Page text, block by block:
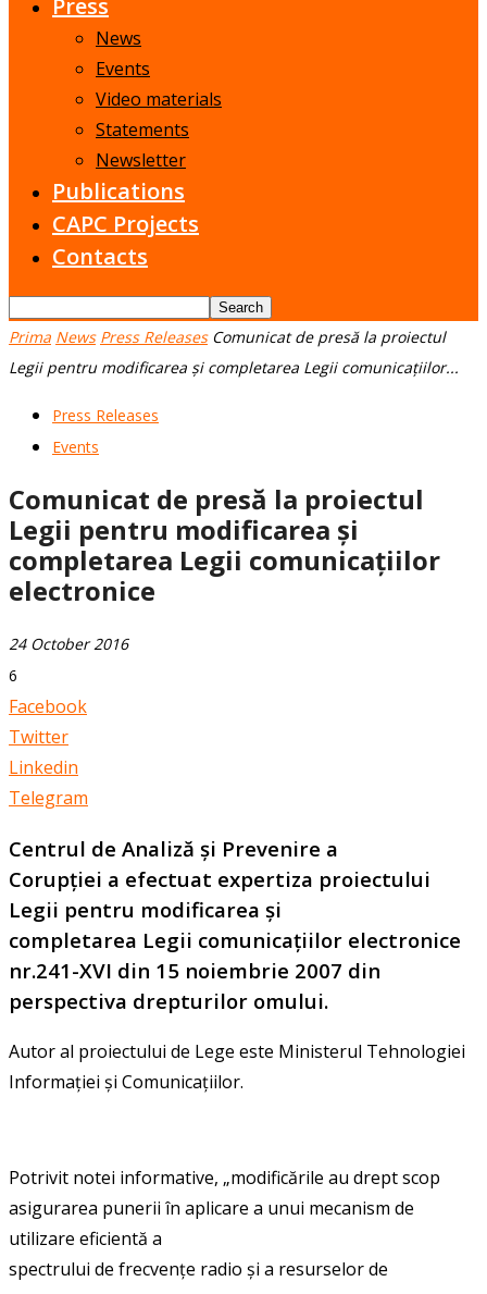
Press
News
Events
Video materials
Statements
Newsletter
Publications
CAPC Projects
Contacts
Prima News Press Releases Comunicat de presă la proiectul
Legii pentru modificarea și completarea Legii comunicațiilor...
Press Releases
Events
Comunicat de presă la proiectul
Legii pentru modificarea și
completarea Legii comunicațiilor
electronice
24 October 2016
6
Facebook
Twitter
Linkedin
Telegram
Centrul de Analiză și Prevenire a
Corupției a efectuat expertiza proiectului
Legii pentru modificarea și
completarea Legii comunicațiilor electronice
nr.241-XVI din 15 noiembrie 2007 din
perspectiva drepturilor omului.
Autor al proiectului de Lege este Ministerul Tehnologiei
Informației și Comunicațiilor.
Potrivit notei informative, „modificările au drept scop
asigurarea punerii în aplicare a unui mecanism de
utilizare eficientă a
spectrului de frecvențe radio și a resurselor de